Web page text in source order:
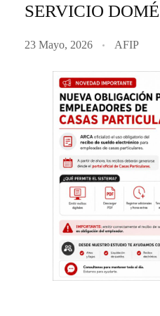
SERVICIO
23 Mayo, 2026 AFIP